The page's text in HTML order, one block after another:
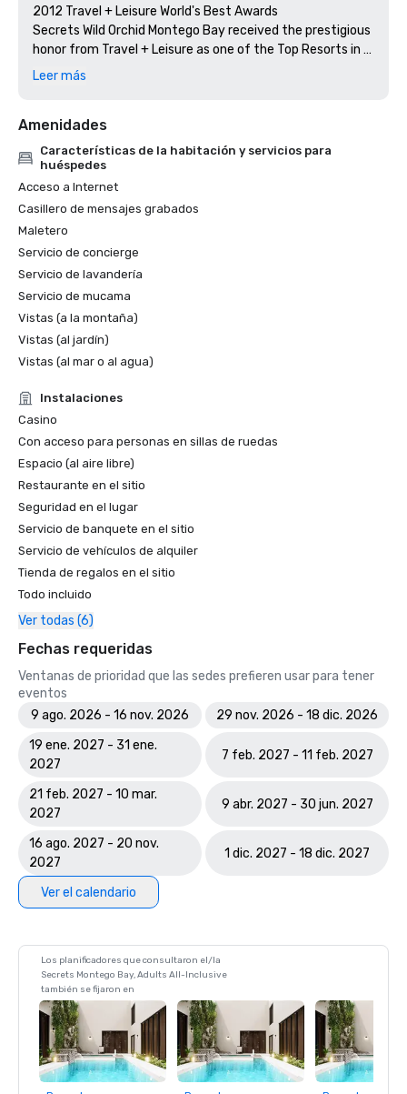
2012 Travel + Leisure World's Best Awards
Secrets Wild Orchid Montego Bay received the prestigious
honor from Travel + Leisure as one of the Top Resorts in
the Caribbean, Bermuda and the Bahamas for the 2012
2012 Expedia.com's Insiders' Select List
Secrets Wild Orchid Montego Bay is proud to be included
on 2012 Expedia's Insiders' Select List. Out of 130,000
hotels and resorts on Expedia, only 650 hotels are
deemed Insiders' Select 2012. This highly prestigious
2012 TripAdvisor Certificate of Excellence
Secrets Wild Orchid Montego Bay received the 2012
Certificate of Excellence by TripAdvisor. The Certificate
of Excellence is awarded to qualifying accommodations,
attractions and restaurants listed on TripAdvisor that
Preferred by Nature Certified
Leer más
Amenidades
Características de la habitación y servicios para
huéspedes
Acceso a Internet
Casillero de mensajes grabados
Maletero
Servicio de concierge
Servicio de lavandería
Servicio de mucama
Vistas (a la montaña)
Vistas (al jardín)
Vistas (al mar o al agua)
Instalaciones
Casino
Con acceso para personas en sillas de ruedas
Espacio (al aire libre)
Restaurante en el sitio
Seguridad en el lugar
Servicio de banquete en el sitio
Servicio de vehículos de alquiler
Tienda de regalos en el sitio
Todo incluido
Ver todas (6)
Fechas requeridas
Ventanas de prioridad que las sedes prefieren usar para tener
eventos
9 ago. 2026 - 16 nov. 2026
29 nov. 2026 - 18 dic. 2026
19 ene. 2027 - 31 ene.
2027
7 feb. 2027 - 11 feb. 2027
21 feb. 2027 - 10 mar.
2027
9 abr. 2027 - 30 jun. 2027
16 ago. 2027 - 20 nov.
2027
1 dic. 2027 - 18 dic. 2027
Ver el calendario
Los planificadores que consultaron el/la
Secrets Montego Bay, Adults All-Inclusive
también se fijaron en